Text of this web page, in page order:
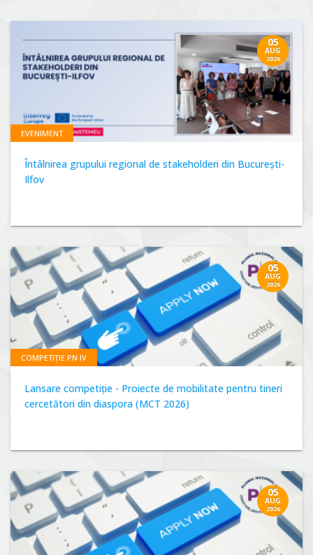
05
AUG
2026
EVENIMENT
Întâlnirea grupului regional de stakeholderi din București-
Ilfov
05
AUG
2026
COMPETIȚIE PN IV
Lansare competiție - Proiecte de mobilitate pentru tineri
cercetători din diaspora (MCT 2026)
05
AUG
2026